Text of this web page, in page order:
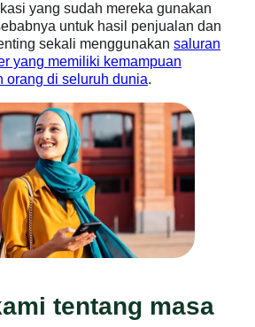
yang sudah mereka gunakan
untuk hasil penjualan dan
sekali menggunakan saluran
yang memiliki kemampuan
orang di seluruh dunia.
tentang masa